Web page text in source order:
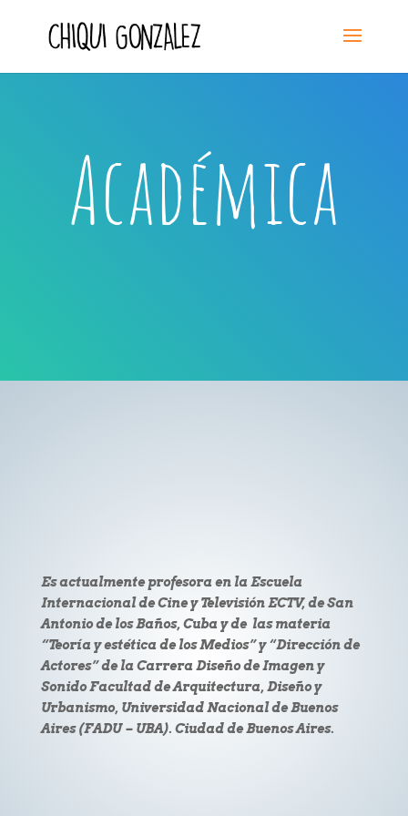
Académica
Es actualmente profesora en la Escuela
Internacional de Cine y Televisión ECTV, de San
Antonio de los Baños, Cuba y de las materia
“Teoría y estética de los Medios” y “Dirección de
Actores” de la Carrera Diseño de Imagen y
Sonido Facultad de Arquitectura, Diseño y
Urbanismo, Universidad Nacional de Buenos
Aires (FADU – UBA). Ciudad de Buenos Aires.